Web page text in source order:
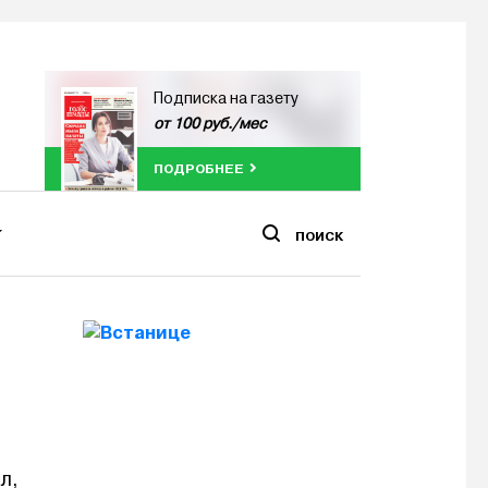
Подписка на газету
от 100 руб./мес
ПОДРОБНЕЕ
ПОИСК